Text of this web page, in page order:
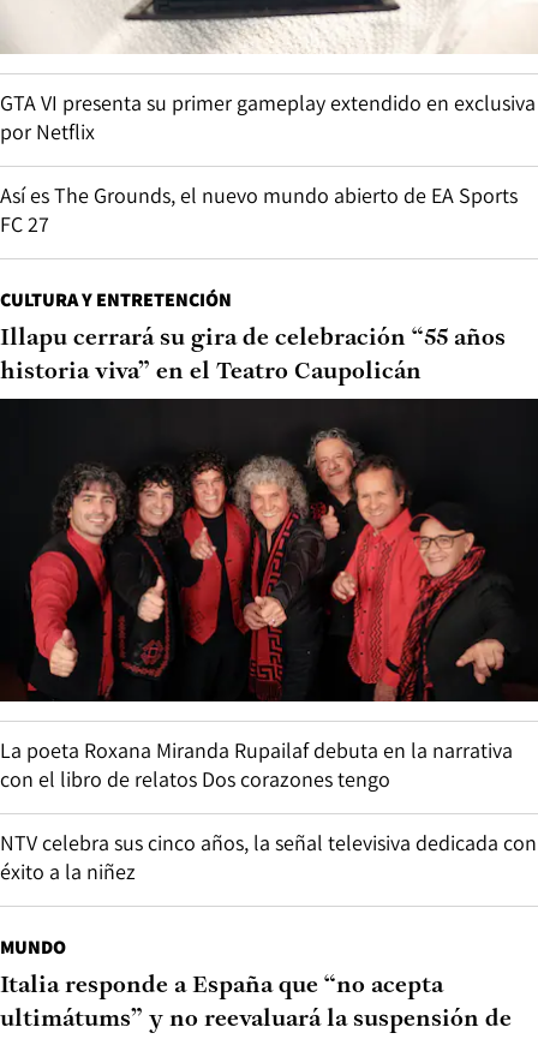
GTA VI presenta su primer gameplay extendido en exclusiva
por Netflix
Así es The Grounds, el nuevo mundo abierto de EA Sports
FC 27
CULTURA Y ENTRETENCIÓN
Illapu cerrará su gira de celebración “55 años
historia viva” en el Teatro Caupolicán
La poeta Roxana Miranda Rupailaf debuta en la narrativa
con el libro de relatos Dos corazones tengo
NTV celebra sus cinco años, la señal televisiva dedicada con
éxito a la niñez
MUNDO
Italia responde a España que “no acepta
ultimátums” y no reevaluará la suspensión de